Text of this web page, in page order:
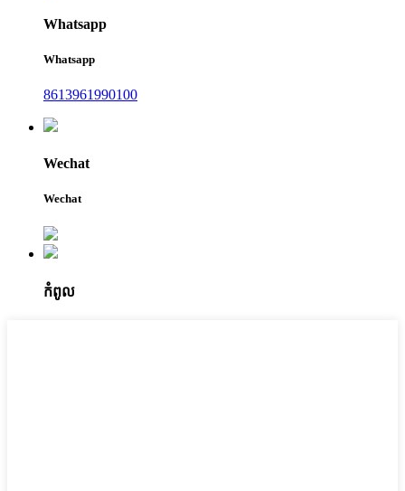
Whatsapp
Whatsapp
8613961990100
Wechat
Wechat
កំពូល